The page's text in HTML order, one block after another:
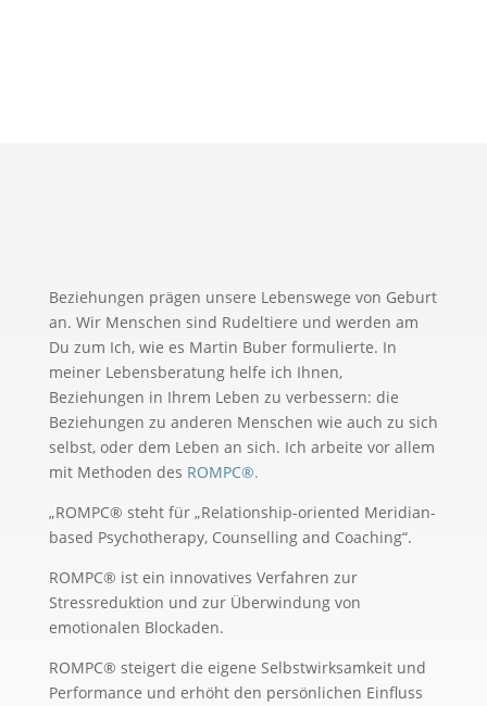
Beziehungen prägen unsere Lebenswege von Geburt
an. Wir Menschen sind Rudeltiere und werden am
Du zum Ich, wie es Martin Buber formulierte. In
meiner Lebensberatung helfe ich Ihnen,
Beziehungen in Ihrem Leben zu verbessern: die
Beziehungen zu anderen Menschen wie auch zu sich
selbst, oder dem Leben an sich. Ich arbeite vor allem
mit Methoden des ROMPC®.
„ROMPC® steht für „Relationship-oriented Meridian-
based Psychotherapy, Counselling and Coaching“.
ROMPC® ist ein innovatives Verfahren zur
Stressreduktion und zur Überwindung von
emotionalen Blockaden.
ROMPC® steigert die eigene Selbstwirksamkeit und
Performance und erhöht den persönlichen Einfluss